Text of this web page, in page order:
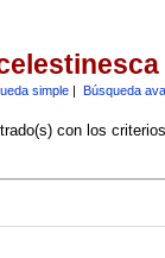
simple| Búsqueda
con los